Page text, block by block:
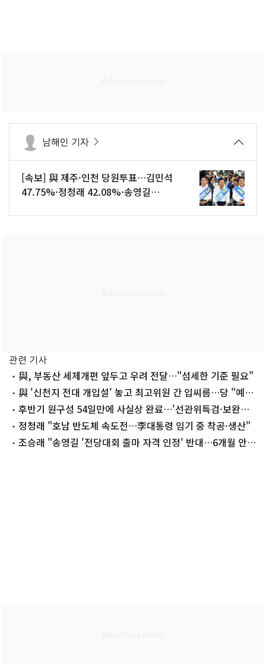
남해인 기자
[속보] 與 제주·인천 당원투표…김민석
47.75%·정청래 42.08%·송영길
관련 기사
與, 부동산 세제개편 앞두고 우려 전달…"섬세한 기준 필요"
與 '신천지 전대 개입설' 놓고 최고위원 간 입씨름…당 "예의
주시"
후반기 원구성 54일만에 사실상 완료…'선관위특검·보완수
사권' 격돌 예고
정청래 "호남 반도체 속도전…李대통령 임기 중 착공·생산"
조승래 "송영길 '전당대회 출마 자격 인정' 반대…6개월 안돼